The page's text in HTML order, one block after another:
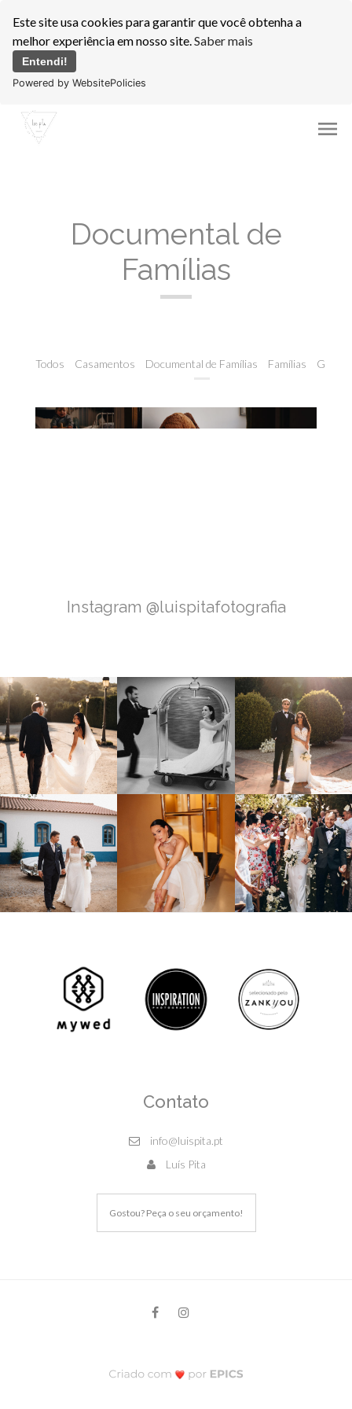
Este site usa cookies para garantir que você obtenha a
melhor experiência em nosso site.Saber mais
Entendi!
Powered by WebsitePolicies
menu
Documental de
Famílias
Todos Casamentos Documental de Famílias Famílias
Fotografia Documental
Instagram @luispitafotografia
Contato
info@luispita.pt
Luís Pita
Gostou? Peça o seu orçamento!